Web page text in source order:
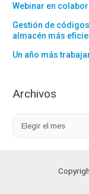
Webinar en
Gestión de
almacén más
Un año más
Archivos